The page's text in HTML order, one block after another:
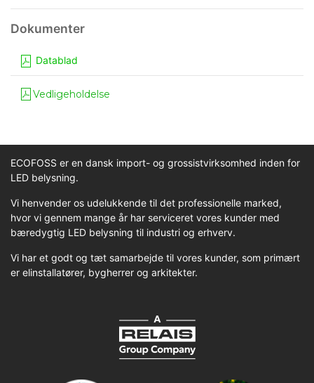
Datablad
Vedligeholdelse
ECOFOSS er en dansk import- og grossistvirksomhed inden for
LED belysning.
Vi henvender os udelukkende til det professionelle marked,
hvor vi gennem mange år har serviceret vores kunder med
bæredygtig LED belysning til industri og erhverv.
Vi har et godt og tæt samarbejde til vores kunder, som primært
er elinstallatører, bygherrer og arkitekter.